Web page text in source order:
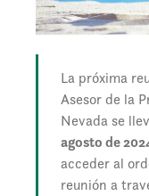
La próxima
Asesor de la
Nevada se
agosto de
acceder al
reunión a